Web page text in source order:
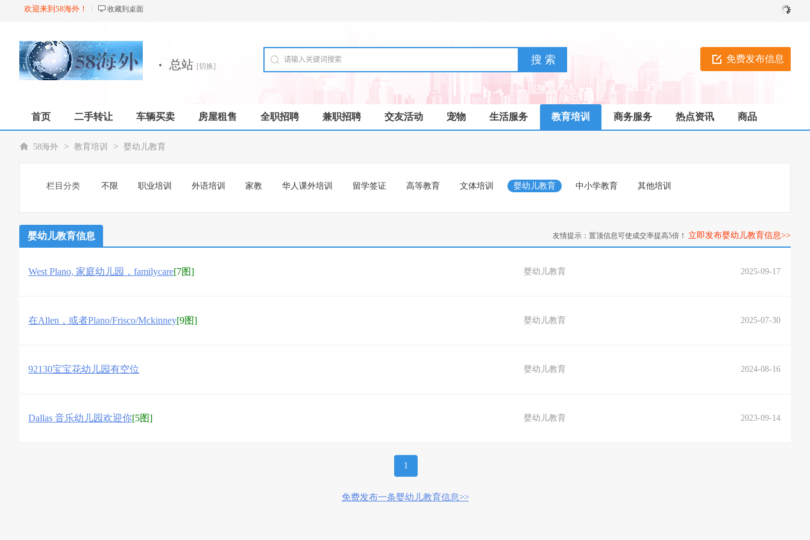
欢迎来到58海外！ 收藏到桌面
免费发布信息
· 总站 [切换]
首页 二手转让 车辆买卖 房屋租售 全职招聘 兼职招聘 交友活动 宠物 生活服务 教育培训 商务服务 热点资讯 商品
店铺
58海外 > 教育培训 > 婴幼儿教育
栏目分类 不限 职业培训 外语培训 家教 华人课外培训 留学签证 高等教育 文体培训 婴幼儿教育 中小学教育 其他培训
婴幼儿教育信息 友情提示：置顶信息可使成交率提高5倍！ 立即发布婴幼儿教育信息>>
West Plano, 家庭幼儿园，familycare[7图] 婴幼儿教育 2025-09-17
在Allen，或者Plano/Frisco/Mckinney[9图] 婴幼儿教育 2025-07-30
92130宝宝花幼儿园有空位 婴幼儿教育 2024-08-16
Dallas 音乐幼儿园欢迎你[5图] 婴幼儿教育 2023-09-14
1
免费发布一条婴幼儿教育信息>>